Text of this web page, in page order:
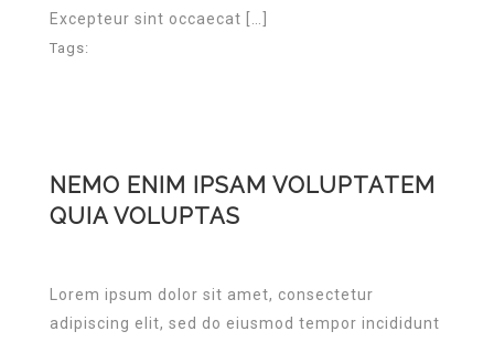
Excepteur sint occaecat […]
Tags:
NEMO ENIM IPSAM VOLUPTATEM
QUIA VOLUPTAS
Lorem ipsum dolor sit amet, consectetur
adipiscing elit, sed do eiusmod tempor incididunt